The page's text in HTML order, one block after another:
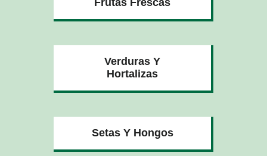
Verduras Y
Hortalizas
Setas Y Hongos